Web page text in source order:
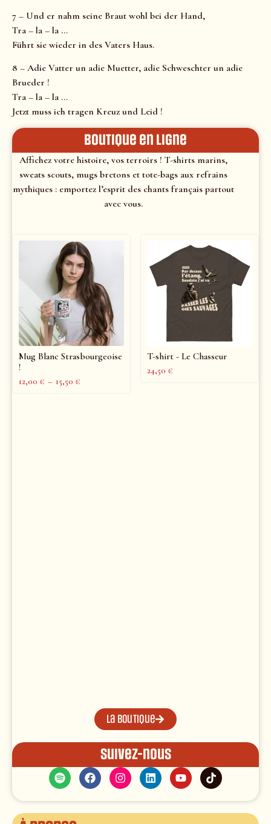
7 – Und er nahm seine Braut wohl bei der Hand,
Tra – la – la …
Führt sie wieder in des Vaters Haus.
8 – Adie Vatter un adie Muetter, adie Schweschter un adie
Brueder !
Tra – la – la …
Jetzt muss ich tragen Kreuz und Leid !
Boutique en ligne
Affichez votre histoire, vos terroirs ! T-shirts marins,
sweats scouts, mugs bretons et tote-bags aux refrains
mythiques : emportez l’esprit des chants français partout
avec vous.
Mug Blanc Strasbourgeoise
!
12,00 € – 15,50 €
T-shirt - Le Chasseur
24,50 €
La boutique
Suivez-nous